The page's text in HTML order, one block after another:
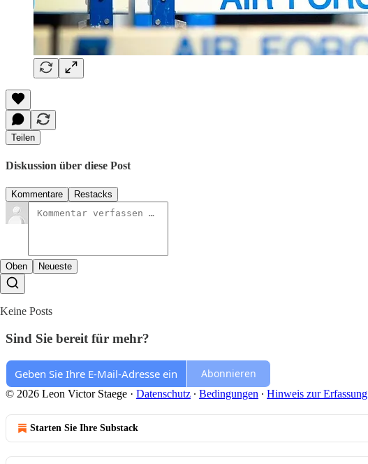
Teilen
Diskussion über diese Post
Kommentare Restacks
Oben Neueste
Keine Posts
Sind Sie bereit für mehr?
Abonnieren
© 2026 Leon Victor Staege · Datenschutz ∙ Bedingungen ∙ Hinweis zur Erfassung
Starten Sie Ihre Substack